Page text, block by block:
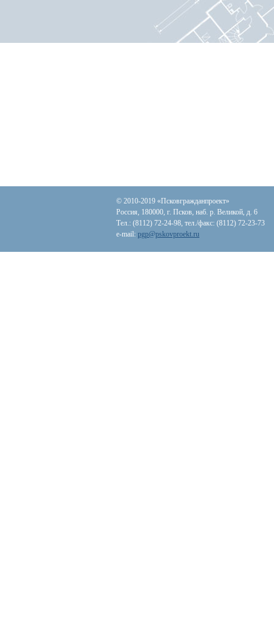
© 2010-2019 «Псковгражданпроект»
Россия, 180000, г. Псков, наб. р. Великой, д. 6
Тел.: (8112) 72-24-98, тел./факс: (8112) 72-23-73
e-mail: pgp@pskovproekt.ru